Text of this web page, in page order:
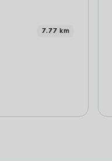
7.77 km